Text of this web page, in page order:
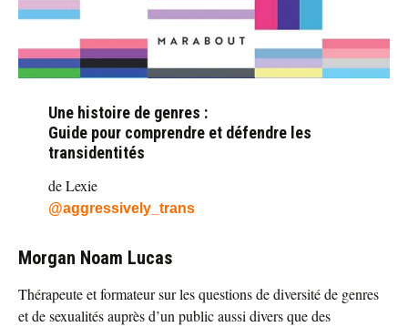
Une histoire de genres :
Guide pour comprendre et défendre les
transidentités
de Lexie
@aggressively_trans
Morgan Noam Lucas
Thérapeute et formateur sur les questions de diversité de genres
et de sexualités auprès d’un public aussi divers que des